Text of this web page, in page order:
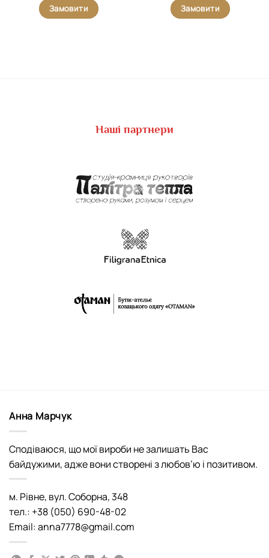
Замовити Замовити
Наші партнери
Анна Марчук
Сподіваюся, що мої вироби не залишать Вас
байдужими, адже вони створені з любов’ю і позитивом.
м. Рівне, вул. Соборна, 348
тел.: +38 (050) 690-48-02
Email: anna7778@gmail.com